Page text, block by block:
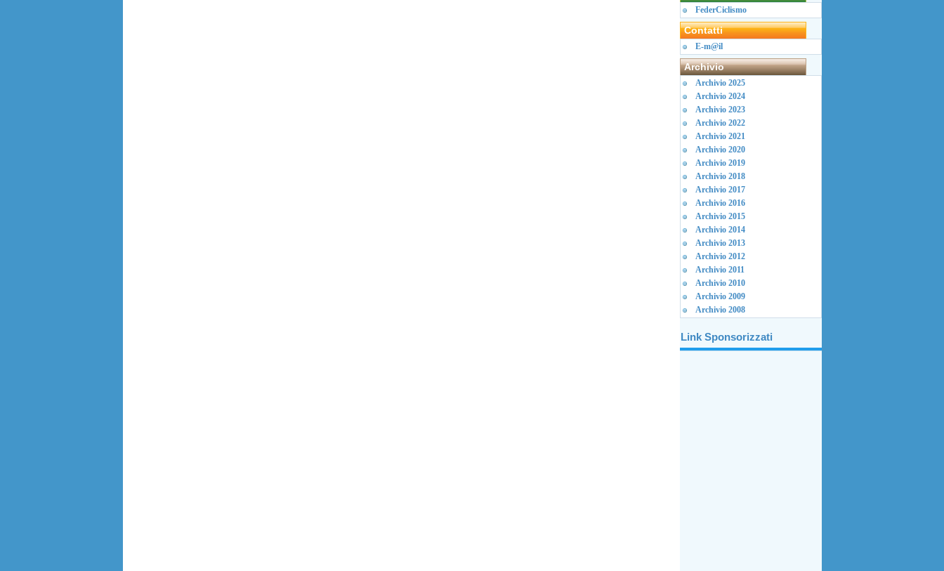
FederCiclismo
Contatti
E-m@il
Archivio
Archivio 2025
Archivio 2024
Archivio 2023
Archivio 2022
Archivio 2021
Archivio 2020
Archivio 2019
Archivio 2018
Archivio 2017
Archivio 2016
Archivio 2015
Archivio 2014
Archivio 2013
Archivio 2012
Archivio 2011
Archivio 2010
Archivio 2009
Archivio 2008
Link Sponsorizzati